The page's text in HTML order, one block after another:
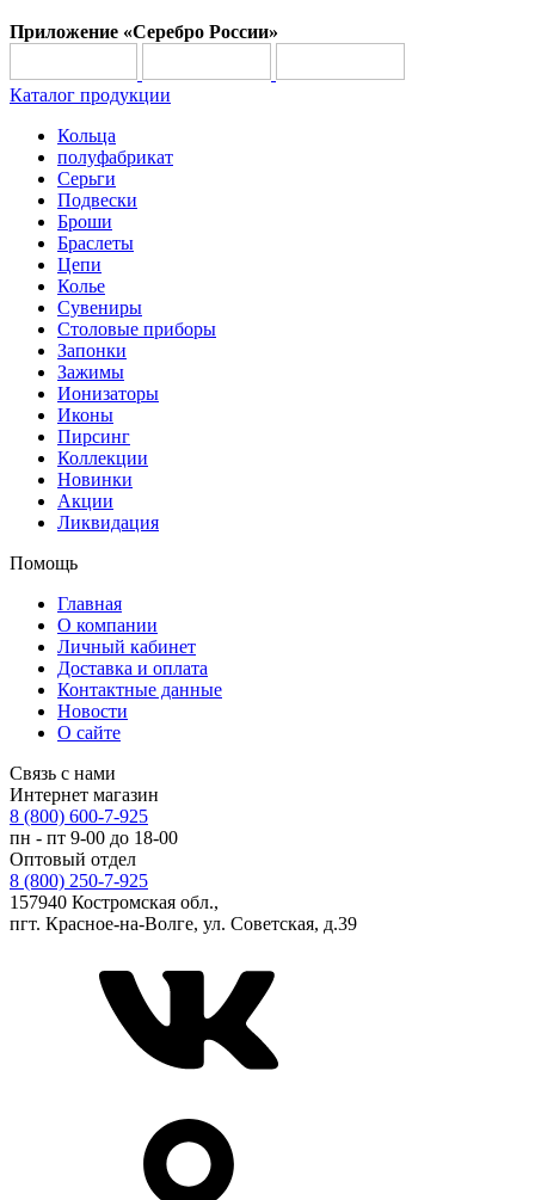
Приложение «Серебро России»
Каталог продукции
Кольца
полуфабрикат
Серьги
Подвески
Броши
Браслеты
Цепи
Колье
Сувениры
Столовые приборы
Запонки
Зажимы
Ионизаторы
Иконы
Пирсинг
Коллекции
Новинки
Акции
Ликвидация
Помощь
Главная
О компании
Личный кабинет
Доставка и оплата
Контактные данные
Новости
О сайте
Связь с нами
Интернет магазин
8 (800) 600-7-925
пн - пт 9-00 до 18-00
Оптовый отдел
8 (800) 250-7-925
157940 Костромская обл.,
пгт. Красное-на-Волге, ул. Советская, д.39